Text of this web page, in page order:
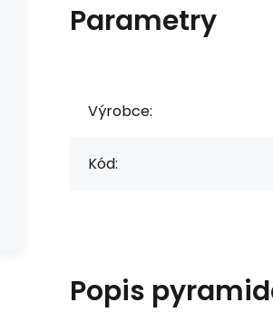
Parametry
Výrobce:
Kód:
Popis